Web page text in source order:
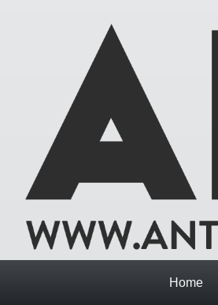
Home